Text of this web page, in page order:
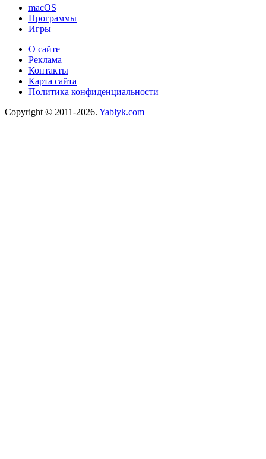
macOS
Программы
Игры
О сайте
Реклама
Контакты
Карта сайта
Политика конфиденциальности
Copyright © 2011-2026. Yablyk.сom